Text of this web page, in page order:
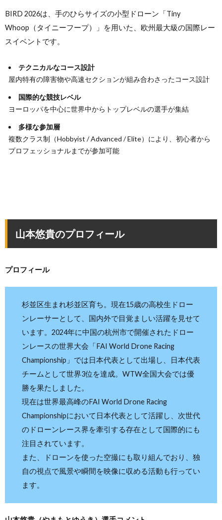
BIRD 2026は、手のひらサイズの小型ドローン「Tiny
Whoop（タイニーフープ）」を用いた、欧州最大級の国際レー
スイベントです。
テクニカルなコース設計
屋内特有の障害物や高速セクションが組み合わさったコース設計
国際的な競技レベル
ヨーロッパを中心に世界中からトップレベルの選手が集結
多様な参加層
複数クラス制（Hobbyist / Advanced / Elite）により、初心者から
プロフェッショナルまでが参加可能
山本悠貴のプロフィール
プロフィール
杉並区生まれ杉並区育ち。現在15歳の高校生ドロー
ンレーサーとして、国内外で目覚ましい活躍を見せて
います。2024年に中国の杭州市で開催されたドロー
ンレースの世界大会「FAI World Drone Racing
Championship」では日本代表として出場し、日本代表
チームとして世界3位を達成。WTW全国大会では優
勝を果たしました。
現在は世界最高峰のFAI World Drone Racing
Championshipにおいて日本代表として活躍し、次世代
のドローンレース界を牽引する存在として国際的にも
注目されています。
また、ドローンを使った空撮にも取り組んでおり、独
自の視点で風景や瞬間を映像に収める活動も行ってい
ます。